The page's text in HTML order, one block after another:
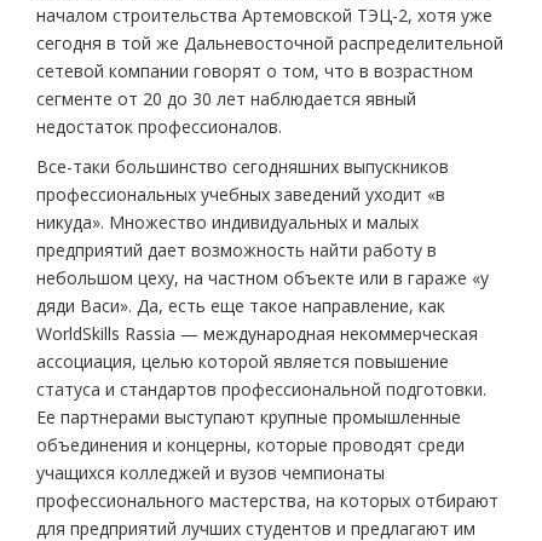
началом строительства Артемовской ТЭЦ-2, хотя уже
сегодня в той же Дальневосточной распределительной
сетевой компании говорят о том, что в возрастном
сегменте от 20 до 30 лет наблюдается явный
недостаток профессионалов.
Все-таки большинство сегодняшних выпускников
профессиональных учебных заведений уходит «в
никуда». Множество индивидуальных и малых
предприятий дает возможность найти работу в
небольшом цеху, на частном объекте или в гараже «у
дяди Васи». Да, есть еще такое направление, как
WorldSkills Rassia — международная некоммерческая
ассоциация, целью которой является повышение
статуса и стандартов профессиональной подготовки.
Ее партнерами выступают крупные промышленные
объединения и концерны, которые проводят среди
учащихся колледжей и вузов чемпионаты
профессионального мастерства, на которых отбирают
для предприятий лучших студентов и предлагают им